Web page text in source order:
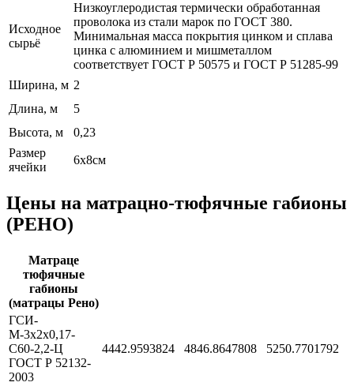
Исходное
сырьё
Низкоуглеродистая термически обработанная
проволока из стали марок по ГОСТ 380.
Минимальная масса покрытия цинком и сплава
цинка с алюминием и мишметаллом
соответствует ГОСТ Р 50575 и ГОСТ Р 51285-99
Ширина, м 2
Длина, м
5
Высота, м
0,23
Размер
ячейки
6х8см
Цены на матрацно-тюфячные габионы
(РЕНО)
Матраце
тюфячные
габионы
(матрацы Рено)
ГСИ-
М-3х2х0,17-
С60-2,2-Ц
ГОСТ Р 52132-
2003
4442.9593824 4846.8647808 5250.7701792